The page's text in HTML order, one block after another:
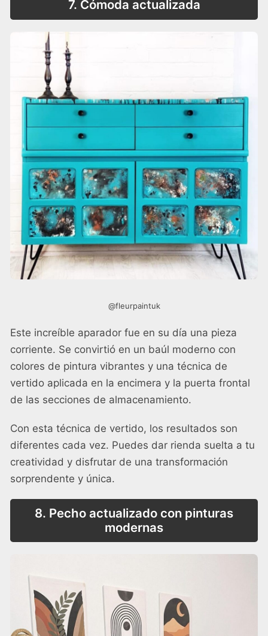
7. Cómoda actualizada
@fleurpaintuk
Este increíble aparador fue en su día una pieza
corriente. Se convirtió en un baúl moderno con
colores de pintura vibrantes y una técnica de
vertido aplicada en la encimera y la puerta frontal
de las secciones de almacenamiento.
Con esta técnica de vertido, los resultados son
diferentes cada vez. Puedes dar rienda suelta a tu
creatividad y disfrutar de una transformación
sorprendente y única.
8. Pecho actualizado con pinturas
modernas